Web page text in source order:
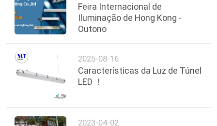
Feira Internacional de
Iluminação de Hong Kong -
Outono
2025-08-16
Características da Luz de Túnel
LED ！
2023-04-02